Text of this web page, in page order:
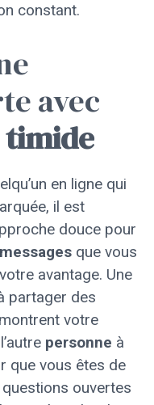
constant.
avec
timide
en ligne qui
il est
douce pour
messages que vous
avantage. Une
partager des
votre
personne à
que vous êtes de
ouvertes